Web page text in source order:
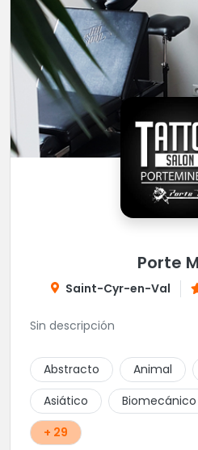
Porte
Saint-Cyr-en-Val
Sin descripción
Abstracto Animal
Asiático
Biomecánico
+ 29